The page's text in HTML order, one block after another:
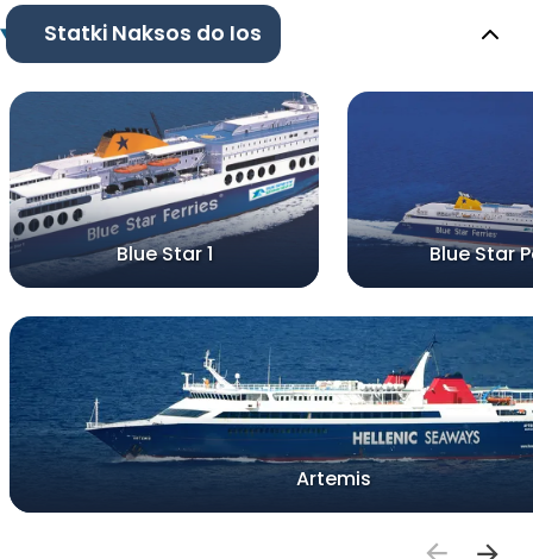
Statki Naksos do Ios
Blue Star 1 Blue Star
Artemis